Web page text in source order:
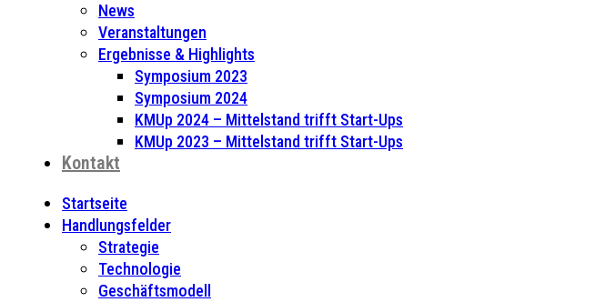
News
Veranstaltungen
Ergebnisse & Highlights
Symposium 2023
Symposium 2024
KMUp 2024 – Mittelstand trifft Start-Ups
KMUp 2023 – Mittelstand trifft Start-Ups
Kontakt
Startseite
Handlungsfelder
Strategie
Technologie
Geschäftsmodell